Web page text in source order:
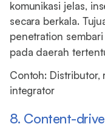
komunikasi jelas,
secara berkala.
penetration
pada daerah
Contoh: Distributor,
integrator
8. Content-